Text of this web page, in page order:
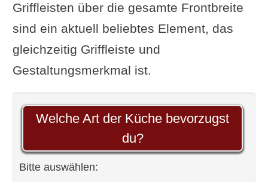
Griffleisten über die gesamte Frontbreite
sind ein aktuell beliebtes Element, das
gleichzeitig Griffleiste und
Gestaltungsmerkmal ist.
Welche Art der Küche bevorzugst
du?
Bitte auswählen: